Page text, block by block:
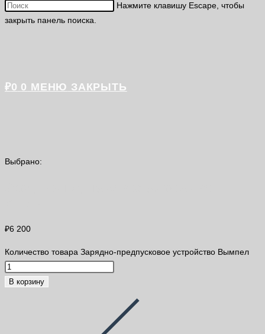
Нажмите клавишу Escape, чтобы
закрыть панель поиска.
₽0 0 МЕНЮ ЗАКРЫТЬ
Выбрано:
₽6 200
Количество товара Зарядно-предпусковое устройство Вымпел
В корзину